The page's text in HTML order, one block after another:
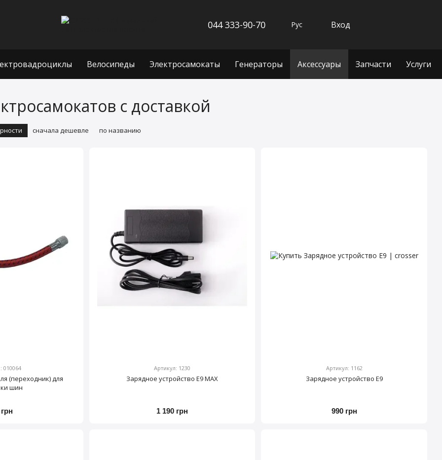
044 333-90-70 Рус Вход
Велосипеды Электросамокаты Генераторы Аксессуары Запчасти Услуги
с доставкой
сначала дешевле по названию
010064
(переходник) для
шин
Артикул: 1230
Зарядное устройство Е9 MAX
1 190 грн
Артикул: 1162
Зарядное устройство E9
990 грн